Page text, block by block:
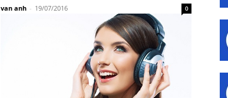
van anh - 19/07/2016 0